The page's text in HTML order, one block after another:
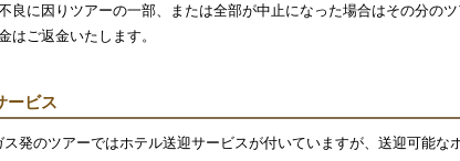
良に因りツアーの一部、または全部が中止になった場合はその分のツ
はご返金いたします。
ービス
ス発のツアーではホテル送迎サービスが付いていますが、送迎可能な